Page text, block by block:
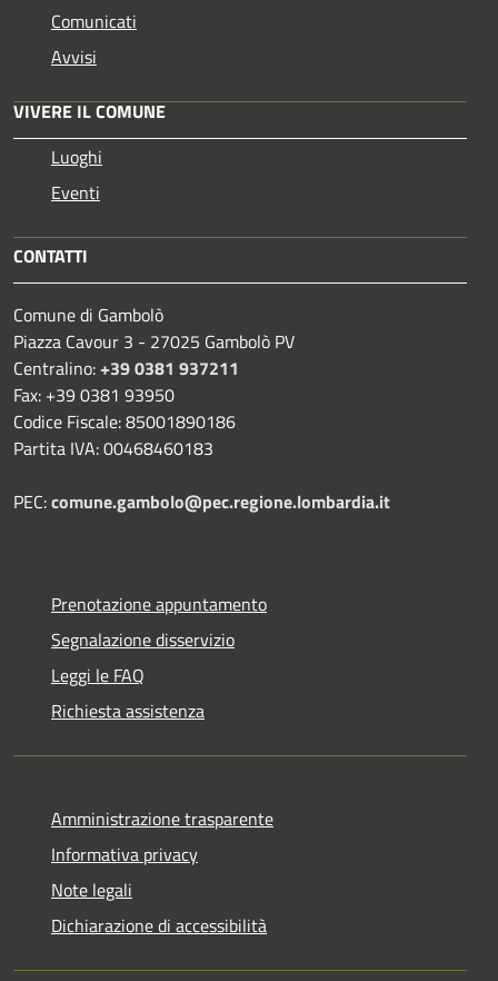
Comunicati
Avvisi
VIVERE IL COMUNE
Luoghi
Eventi
CONTATTI
Comune di Gambolò
Piazza Cavour 3 - 27025 Gambolò PV
Centralino:+39 0381 937211
Fax: +39 0381 93950
Codice Fiscale: 85001890186
Partita IVA: 00468460183
PEC:comune.gambolo@pec.regione.lombardia.it
Prenotazione appuntamento
Segnalazione disservizio
Leggi le FAQ
Richiesta assistenza
Amministrazione trasparente
Informativa privacy
Note legali
Dichiarazione di accessibilità